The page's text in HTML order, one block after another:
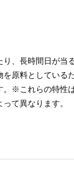
、長時間日が当
を原料としている
。※これらの特性
て異なります。